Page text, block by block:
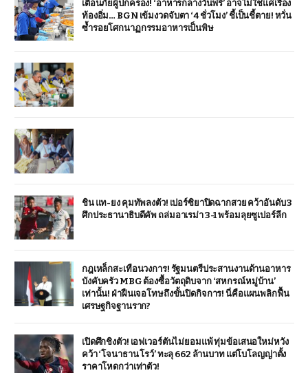
เตือนภัยผู้ปกครอง! ‘อาหารกลางวันฟรี’ อาจไม่ใช่แค่เรื่อง
ท้องอิ่ม… BGN เข้มงวดจับตา ‘4 ชั่วโมง’ ชี้เป็นชี้ตาย! หวั่น
ซ้ำรอยโศกนาฏกรรมอาหารเป็นพิษ
ชิน แท-ยง คุมทัพลงตัว! เปอร์ซิยาปิดฉากสวย คว้าอันดับ 3
ศึกประธานาธิบดีคัพ ถล่มอาเรม่า 3-1 พร้อมลุยซูเปอร์ลีก
กฎเหล็กสะเทือนวงการ! รัฐมนตรีประสานงานด้านอาหาร
บังคับครัว MBG ต้องซื้อวัตถุดิบจาก ‘สหกรณ์หมู่บ้าน’
เท่านั้น! ฝ่าฝืนเจอโทษถึงขั้นปิดกิจการ! นี่คือแผนพลิกฟื้น
เศรษฐกิจฐานราก?
เปิดศึกชิงตัว! เอฟเวอร์ตันไม่ยอมแพ้ ทุ่มข้อเสนอใหม่หวัง
คว้า ‘โจนาธาน โรว์’ ทะลุ 662 ล้านบาท แต่โบโลญญ่าตั้ง
ราคาโหดกว่าเท่าตัว!